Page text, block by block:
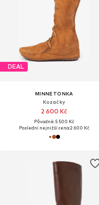
DEAL
MINNETONKA
Kozačky
2 600 Kč
Původně: 5 500 Kč
Poslední nejnižší cena:2 600 Kč